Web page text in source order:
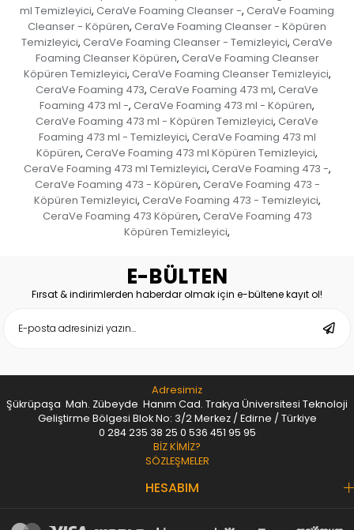
ml Temizleyici, CeraVe Foaming Cleanser -, CeraVe Foaming
Cleanser - Köpüren, CeraVe Foaming Cleanser - Köpüren
Temizleyici, CeraVe Foaming Cleanser - Temizleyici, CeraVe
Foaming Cleanser Köpüren, CeraVe Foaming Cleanser
Köpüren Temizleyici, CeraVe Foaming Cleanser Temizleyici,
CeraVe Foaming 473, CeraVe Foaming 473 ml, CeraVe
Foaming 473 ml -, CeraVe Foaming 473 ml - Köpüren,
CeraVe Foaming 473 ml - Köpüren Temizleyici, CeraVe
Foaming 473 ml - Temizleyici, CeraVe Foaming 473 ml
Köpüren, CeraVe Foaming 473 ml Köpüren Temizleyici,
CeraVe Foaming 473 ml Temizleyici, CeraVe Foaming 473 -,
CeraVe Foaming 473 - Köpüren, CeraVe Foaming 473 -
Köpüren Temizleyici, CeraVe Foaming 473 - Temizleyici,
CeraVe Foaming 473 Köpüren, CeraVe Foaming 473
Köpüren Temizleyici,
E-BÜLTEN
Fırsat & indirimlerden haberdar olmak için e-bültene kayıt ol!
Adresimiz
Şükrüpaşa Mah. Zübeyde Hanım Cad. Trakya Üniversitesi Teknoloji
Geliştirme Bölgesi Blok No: 3/2 Merkez / Edirne / Türkiye
0 284 235 38 25 0 536 451 95 95
BİZ KİMİZ?
SÖZLEŞMELER
HESABIM